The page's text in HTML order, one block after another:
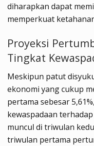
diharapkan dapat
memperkuat
Proyeksi
Tingkat
Meskipun patut
ekonomi yang cukup
pertama sebesar
kewaspadaan
muncul di triwulan
triwulan pertama